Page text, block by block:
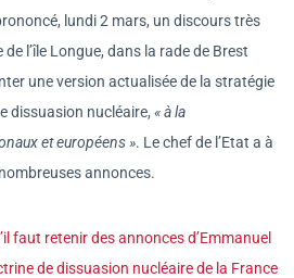
lundi 2 mars, un discours très
l’île Longue, dans la rade de Brest
une version actualisée de la stratégie
dissuasion nucléaire, « à la
et européens ». Le chef de l’Etat a à
annonces.
faut retenir des annonces d’Emmanuel
de dissuasion nucléaire de la France